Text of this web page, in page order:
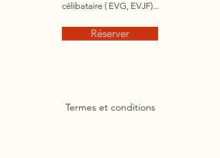
célibataire ( EVG, EVJF)...
Réserver
Termes et conditions